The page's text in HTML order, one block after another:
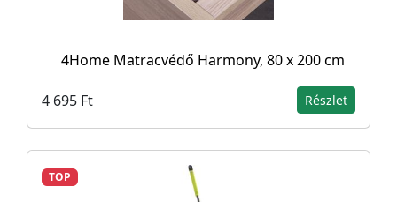
4Home Matracvédő Harmony, 80 x 200 cm
4 695 Ft Részlet
TOP